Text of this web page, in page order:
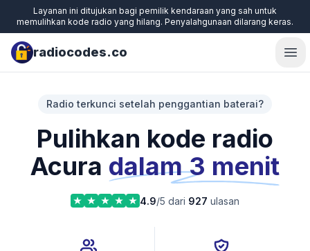
Layanan ini ditujukan bagi pemilik kendaraan yang sah untuk
memulihkan kode radio yang hilang. Penyalahgunaan dilarang keras.
radiocodes.co
Radio terkunci setelah penggantian baterai?
Pulihkan kode radio
Acura dalam 3 menit
4.9/5 dari 927 ulasan